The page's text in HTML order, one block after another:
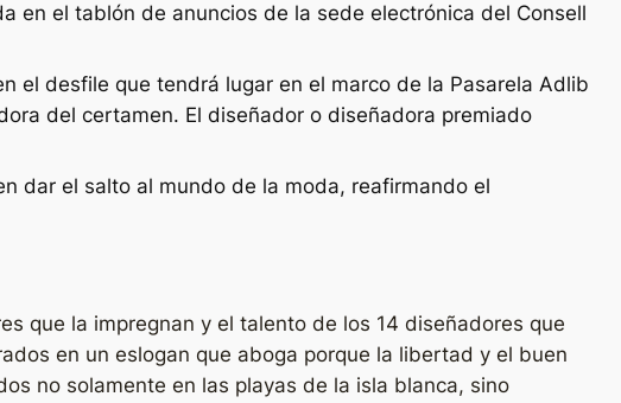
en el tablón de anuncios de la sede electrónica del Consell
el desfile que tendrá lugar en el marco de la Pasarela Adlib
del certamen. El diseñador o diseñadora premiado
dar el salto al mundo de la moda, reafirmando el
que la impregnan y el talento de los 14 diseñadores que
en un eslogan que aboga porque la libertad y el buen
no solamente en las playas de la isla blanca, sino